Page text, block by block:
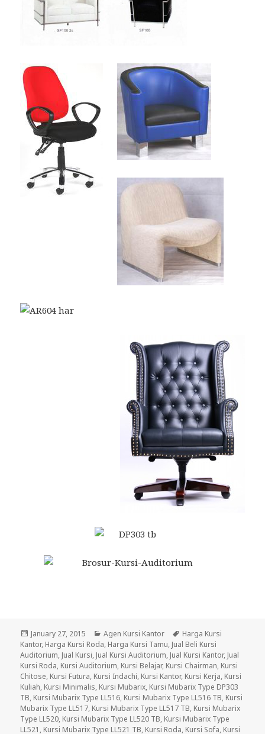
Posted
on
January 27, 2015 Categories
Agen Kursi Kantor Tags
Harga Kursi
Kantor, Harga Kursi Roda, Harga Kursi Tamu, Jual Beli Kursi
Auditorium, Jual Kursi, Jual Kursi Auditorium, Jual Kursi Kantor, Jual
Kursi Roda, Kursi Auditorium, Kursi Belajar, Kursi Chairman, Kursi
Chitose, Kursi Futura, Kursi Indachi, Kursi Kantor, Kursi Kerja, Kursi
Kuliah, Kursi Minimalis, Kursi Mubarix, Kursi Mubarix Type DP303
TB, Kursi Mubarix Type LL516, Kursi Mubarix Type LL516 TB, Kursi
Mubarix Type LL517, Kursi Mubarix Type LL517 TB, Kursi Mubarix
Type LL520, Kursi Mubarix Type LL520 TB, Kursi Mubarix Type
LL521 , Kursi Mubarix Type LL521 TB, Kursi Roda, Kursi Sofa, Kursi